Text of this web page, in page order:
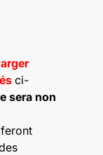
ci-
sera non